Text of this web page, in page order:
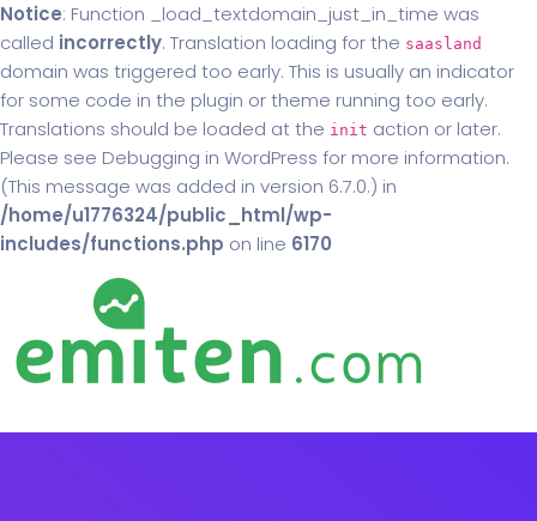
Notice: Function _load_textdomain_just_in_time was
called incorrectly. Translation loading for the saasland
domain was triggered too early. This is usually an indicator
for some code in the plugin or theme running too early.
Translations should be loaded at the init action or later.
Please see Debugging in WordPress for more information.
(This message was added in version 6.7.0.) in
/home/u1776324/public_html/wp-
includes/functions.php on line 6170